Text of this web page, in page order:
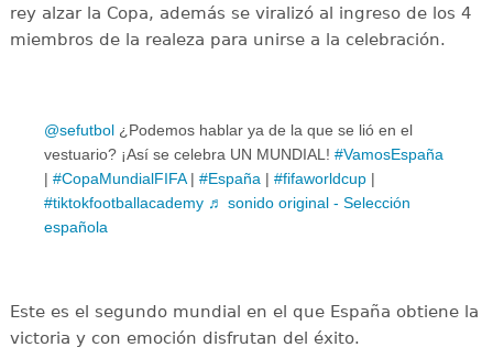
rey alzar la Copa, además se viralizó al ingreso de los 4
miembros de la realeza para unirse a la celebración.
@sefutbol ¿Podemos hablar ya de la que se lió en el
vestuario? ¡Así se celebra UN MUNDIAL! #VamosEspaña
| #CopaMundialFIFA| #España | #fifaworldcup |
#tiktokfootballacademy ♬ sonido original - Selección
española
Este es el segundo mundial en el que España obtiene la
victoria y con emoción disfrutan del éxito.